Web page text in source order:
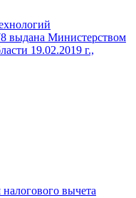
выдана Министерством
19.02.2019 г.,
налогового вычета